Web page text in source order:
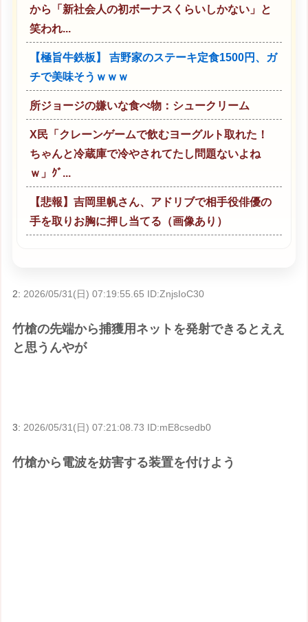
から「新社会人の初ボーナスくらいしかない」と
笑われ...
【極旨牛鉄板】 吉野家のステーキ定食1500円、ガ
チで美味そうｗｗｗ
所ジョージの嫌いな食べ物：シュークリーム
X民「クレーンゲームで飲むヨーグルト取れた！
ちゃんと冷蔵庫で冷やされてたし問題ないよね
ｗ」ｸﾞ...
【悲報】吉岡里帆さん、アドリブで相手役俳優の
手を取りお胸に押し当てる（画像あり）
2: 2026/05/31(日) 07:19:55.65 ID:ZnjsIoC30
竹槍の先端から捕獲用ネットを発射できるとええ
と思うんやが
3: 2026/05/31(日) 07:21:08.73 ID:mE8csedb0
竹槍から電波を妨害する装置を付けよう